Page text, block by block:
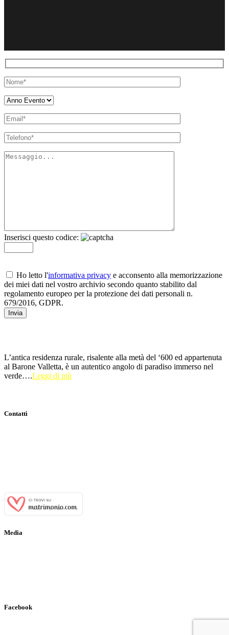
Inserisci questo codice:
Ho letto l'informativa privacy e acconsento alla memorizzazione
dei miei dati nel vostro archivio secondo quanto stabilito dal
regolamento europeo per la protezione dei dati personali n.
679/2016, GDPR.
L’antica residenza rurale, risalente alla metà del ‘600 ed appartenuta
al Barone Valletta, è un autentico angolo di paradiso immerso nel
verde….Leggi di più
Contatti
Media
Facebook